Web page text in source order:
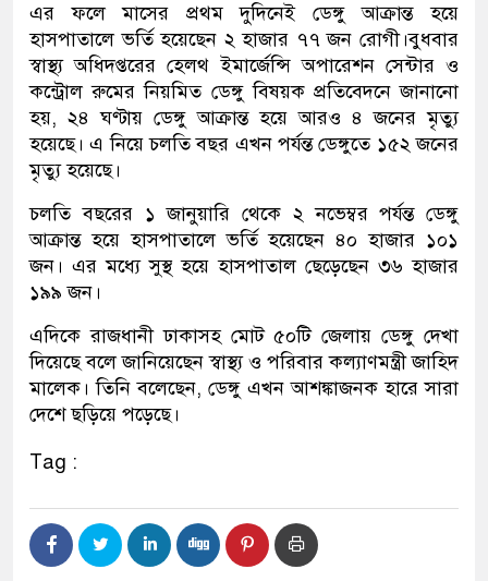
এর ফলে মাসের প্রথম দুদিনেই ডেঙ্গু আক্রান্ত হয়ে
হাসপাতালে ভর্তি হয়েছেন ২ হাজার ৭৭ জন রোগী।বুধবার
স্বাস্থ্য অধিদপ্তরের হেলথ ইমার্জেন্সি অপারেশন সেন্টার ও
কন্ট্রোল রুমের নিয়মিত ডেঙ্গু বিষয়ক প্রতিবেদনে জানানো
হয়, ২৪ ঘণ্টায় ডেঙ্গু আক্রান্ত হয়ে আরও ৪ জনের মৃত্যু
হয়েছে। এ নিয়ে চলতি বছর এখন পর্যন্ত ডেঙ্গুতে ১৫২ জনের
মৃত্যু হয়েছে।
চলতি বছরের ১ জানুয়ারি থেকে ২ নভেম্বর পর্যন্ত ডেঙ্গু
আক্রান্ত হয়ে হাসপাতালে ভর্তি হয়েছেন ৪০ হাজার ১০১
জন। এর মধ্যে সুস্থ হয়ে হাসপাতাল ছেড়েছেন ৩৬ হাজার
১৯৯ জন।
এদিকে রাজধানী ঢাকাসহ মোট ৫০টি জেলায় ডেঙ্গু দেখা
দিয়েছে বলে জানিয়েছেন স্বাস্থ্য ও পরিবার কল্যাণমন্ত্রী জাহিদ
মালেক। তিনি বলেছেন, ডেঙ্গু এখন আশঙ্কাজনক হারে সারা
দেশে ছড়িয়ে পড়েছে।
Tag :